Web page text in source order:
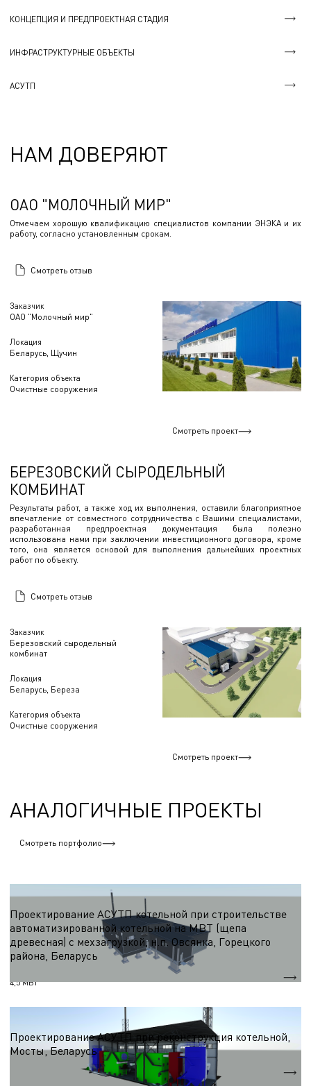
КОНЦЕПЦИЯ И ПРЕДПРОЕКТНАЯ СТАДИЯ
ИНФРАСТРУКТУРНЫЕ ОБЪЕКТЫ
АСУТП
НАМ ДОВЕРЯЮТ
Заказчик
ОАО "Молочный мир"
Локация
Беларусь, Щучин
Категория объекта
Очистные сооружения
ОАО "МОЛОЧНЫЙ МИР"
Отмечаем хорошую квалификацию специалистов компании ЭНЭКА и их
работу, согласно установленным срокам.
Смотреть отзыв
Смотреть проект
Заказчик
Березовский сыродельный
комбинат
Локация
Беларусь, Береза
Категория объекта
Очистные сооружения
БЕРЕЗОВСКИЙ СЫРОДЕЛЬНЫЙ
КОМБИНАТ
Результаты работ, а также ход их выполнения, оставили благоприятное
впечатление от совместного сотрудничества с Вашими специалистами,
разработанная предпроектная документация была полезно
использована нами при заключении инвестиционного договора, кроме
того, она является основой для выполнения дальнейших проектных
работ по объекту.
Смотреть отзыв
Смотреть проект
АНАЛОГИЧНЫЕ ПРОЕКТЫ
Смотреть портфолио
АСУТП
Проектирование АСУТП котельной при строительстве
автоматизированной котельной на МВТ (щепа
древесная) с мехзагрузкой, н.п. Овсянка, Горецкого
района, Беларусь
4,5 МВт
Проектирование АСУТП при реконструкция котельной,
Мосты, Беларусь